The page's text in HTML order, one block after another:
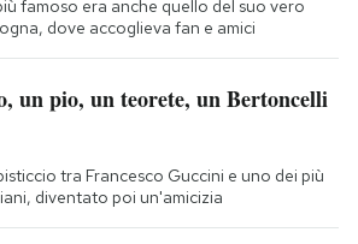
famoso era anche quello del suo vero
dove accoglieva fan e amici
un pio, un teorete, un Bertoncelli
tra Francesco Guccini e uno dei più
diventato poi un'amicizia